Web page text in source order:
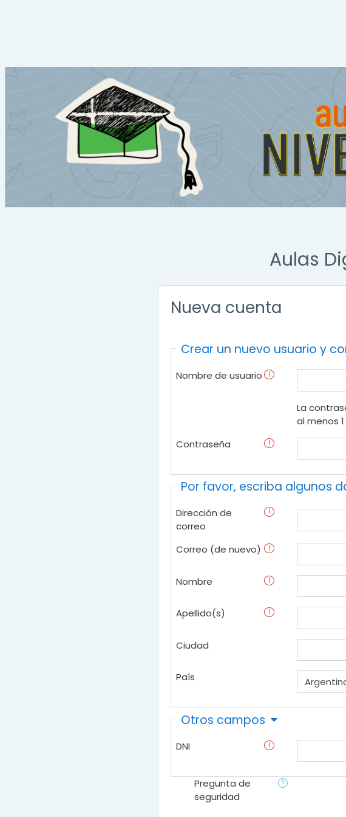
Aulas
Nueva cuenta
Crear un nuevo usuario y
Nombre de usuario
La
al menos
Contraseña
Por favor, escriba algunos
Dirección de
correo
Correo (de nuevo)
Nombre
Apellido(s)
Ciudad
País
Otros campos
DNI
Pregunta de
seguridad